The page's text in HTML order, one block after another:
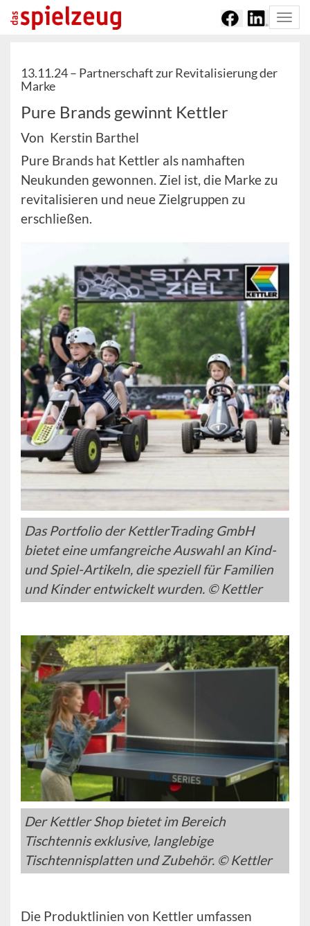
13.11.24 – Partnerschaft zur Revitalisierung der
Marke
Pure Brands gewinnt Kettler
Von Kerstin Barthel
Pure Brands hat Kettler als namhaften
Neukunden gewonnen. Ziel ist, die Marke zu
revitalisieren und neue Zielgruppen zu
erschließen.
Das Portfolio der KettlerTrading GmbH
bietet eine umfangreiche Auswahl an Kind-
und Spiel-Artikeln, die speziell für Familien
und Kinder entwickelt wurden. © Kettler
Der Kettler Shop bietet im Bereich
Tischtennis exklusive, langlebige
Tischtennisplatten und Zubehör. © Kettler
Die Produktlinien von Kettler umfassen